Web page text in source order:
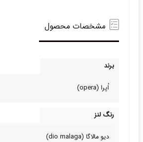
مشخصات محصول
برند
اُپرا (opera)
رنگ لنز
دیو مالاگا (dio malaga)